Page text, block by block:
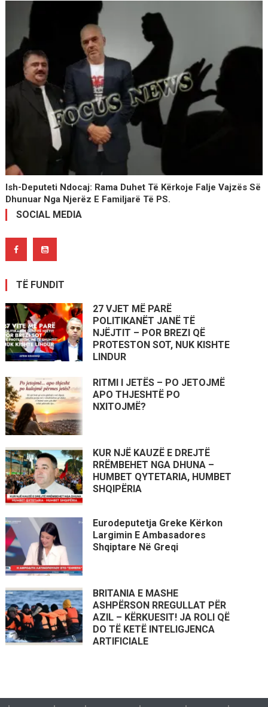
Ish-Deputeti Ndocaj: Rama Duhet Të Kërkoje Falje Vajzës Së
Dhunuar Nga Njerëz E Familjarë Të PS.
SOCIAL MEDIA
TË FUNDIT
27 VJET MË PARË
POLITIKANËT JANË TË
NJËJTIT – POR BREZI QË
PROTESTON SOT, NUK KISHTE
LINDUR
RITMI I JETËS – PO JETOJMË
APO THJESHTË PO
NXITOJMË?
KUR NJË KAUZË E DREJTË
RRËMBEHET NGA DHUNA –
HUMBET QYTETARIA, HUMBET
SHQIPËRIA
Eurodeputetja Greke Kërkon
Largimin E Ambasadores
Shqiptare Në Greqi
BRITANIA E MASHE
ASHPËRSON RREGULLAT PËR
AZIL – KËRKUESIT! JA ROLI QË
DO TË KETË INTELIGJENCA
ARTIFICIALE